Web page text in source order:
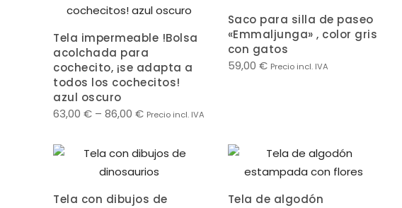
Tela impermeable !Bolsa
acolchada para
cochecito, ¡se adapta a
todos los cochecitos!
azul oscuro
63,00 € – 86,00 € Precio incl. IVA
Saco para silla de paseo
«Emmaljunga» , color gris
con gatos
59,00 € Precio incl. IVA
Tela con dibujos de
Tela de algodón